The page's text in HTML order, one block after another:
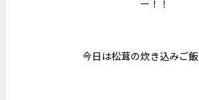
ー！！
今日は松茸の炊き込みご